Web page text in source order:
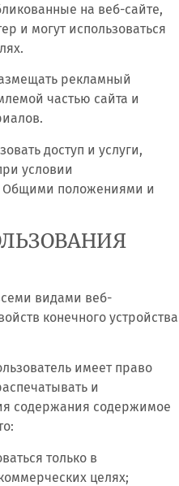
на веб-сайте,
и могут использоваться
рекламный
частью сайта и
доступ и услуги,
условии
Общими положениями и
видами веб-
конечного устройства
имеет право
и
содержания содержимое
только в
целях;